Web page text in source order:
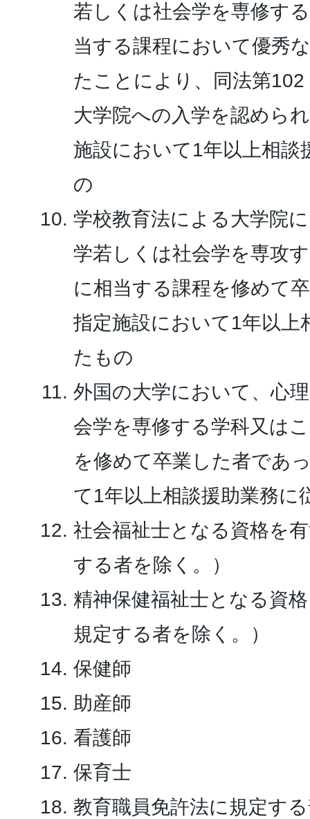
若しくは社会学を専修す
当する課程において優秀
たことにより、同法第
大学院への入学を認めら
施設において1年以上相談
の
学校教育法による大学院
学若しくは社会学を専攻
に相当する課程を修めて
指定施設において1年以上
たもの
外国の大学において、心
会学を専修する学科又は
を修めて卒業した者であ
て1年以上相談援助業務に
社会福祉士となる資格を
する者を除く。）
精神保健福祉士となる資
規定する者を除く。）
保健師
助産師
看護師
保育士
教育職員免許法に規定す